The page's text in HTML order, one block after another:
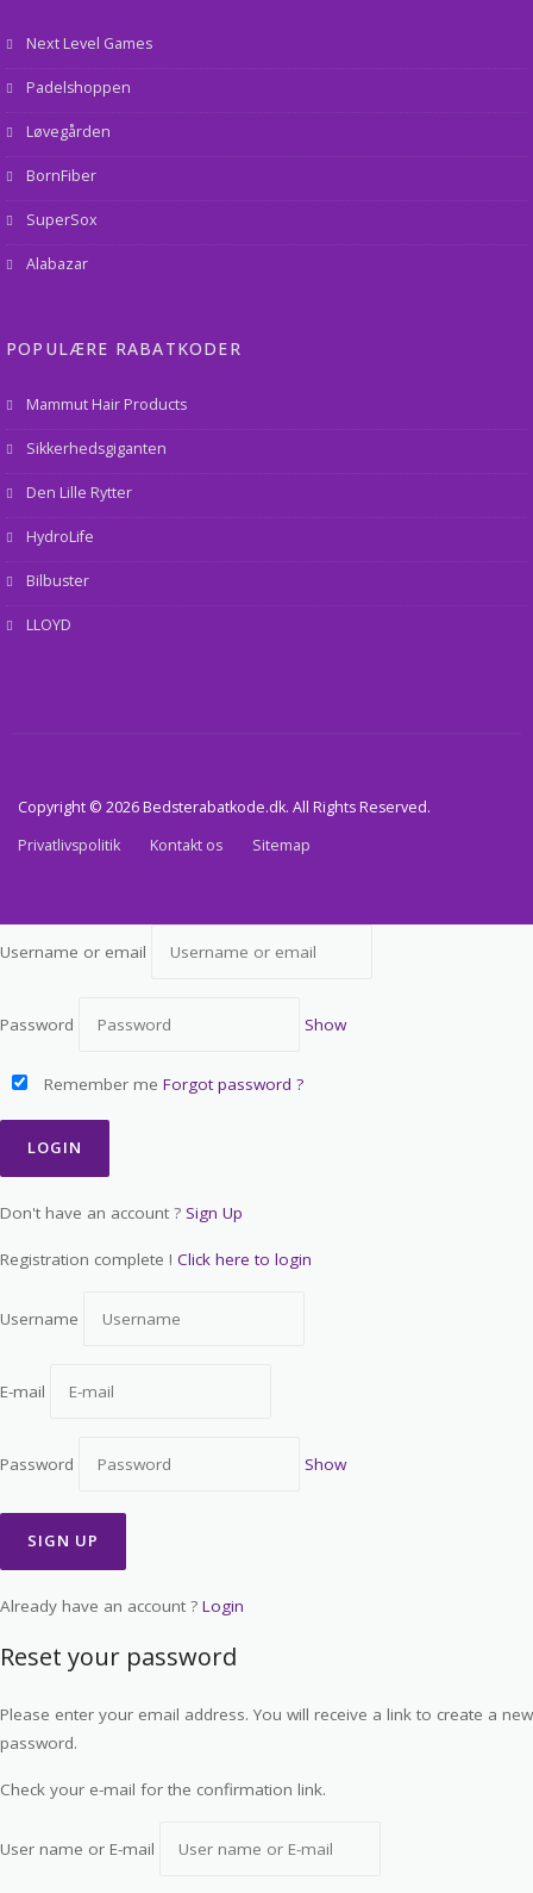
Next Level Games
Padelshoppen
Løvegården
BornFiber
SuperSox
Alabazar
POPULÆRE RABATKODER
Mammut Hair Products
Sikkerhedsgiganten
Den Lille Rytter
HydroLife
Bilbuster
LLOYD
Copyright © 2026 Bedsterabatkode.dk. All Rights Reserved.
Privatlivspolitik
Kontakt os Sitemap
Username or email
Password Show
Remember me Forgot password ?
Don't have an account ? Sign Up
Registration complete ! Click here to login
Username
E-mail
Password Show
Already have an account ? Login
Reset your password
Please enter your email address. You will receive a link to create a new
password.
Check your e-mail for the confirmation link.
User name or E-mail